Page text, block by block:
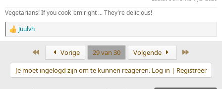
Vegetarians! If you cook 'em right ... They're delicious!
W
a
d
Juulvh
Eerste Vorige 29 van 30 Volgende
Je moet ingelogd zijn om te kunnen reageren. Log in | Registreer